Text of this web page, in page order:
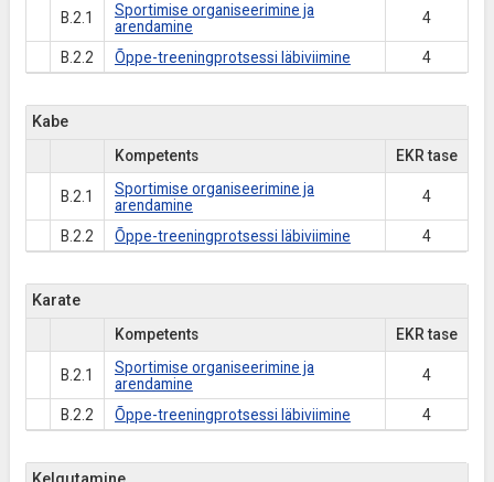
B.2.1
Sportimise organiseerimine ja
arendamine
4
B.2.2 Õppe-treeningprotsessi läbiviimine 4
Kabe
Kompetents EKR tase
B.2.1
Sportimise organiseerimine ja
arendamine
4
B.2.2 Õppe-treeningprotsessi läbiviimine 4
Karate
Kompetents EKR tase
B.2.1
Sportimise organiseerimine ja
arendamine
4
B.2.2 Õppe-treeningprotsessi läbiviimine 4